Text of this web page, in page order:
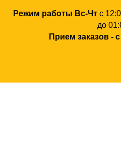
Режим работы Вс-Чт с
до
Прием заказов -